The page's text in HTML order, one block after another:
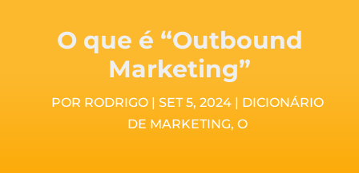
O que é “Outbound
Marketing”
POR RODRIGO |SET 5, 2024 | DICIONÁRIO
DE MARKETING,O